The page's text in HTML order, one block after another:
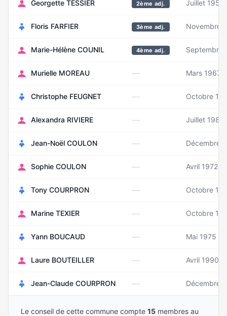
Georgette TESSIER 2ème adj. Juillet 1953
Floris FARFIER 3ème adj. Novembre
Marie-Hélène COUNIL 4ème adj. Septembre
Murielle MOREAU — Mars 1967
Christophe FEUGNET — Octobre
Alexandra RIVIERE — Juillet 1986
Jean-Noël COULON — Décembre
Sophie COULON — Avril 1972
Tony COURPRON — Octobre
Marine TEXIER — Octobre
Yann BOUCAUD — Mai 1975
Laure BOUTEILLER — Avril 1990
Jean-Claude COURPRON — Décembre
Le conseil de cette commune compte 15 membres au